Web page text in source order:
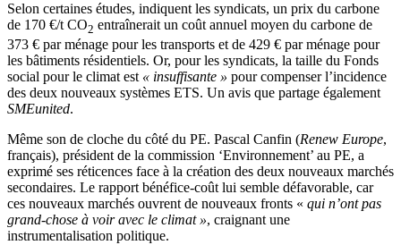
Selon certaines études, indiquent les syndicats, un prix du carbone
de 170 €/t CO2 entraînerait un coût annuel moyen du carbone de
373 € par ménage pour les transports et de 429 € par ménage pour
les bâtiments résidentiels. Or, pour les syndicats, la taille du Fonds
social pour le climat est « insuffisante » pour compenser l’incidence
des deux nouveaux systèmes ETS. Un avis que partage également
SMEunited.
Même son de cloche du côté du PE. Pascal Canfin (Renew Europe,
français), président de la commission ‘Environnement’ au PE, a
exprimé ses réticences face à la création des deux nouveaux marchés
secondaires. Le rapport bénéfice-coût lui semble défavorable, car
ces nouveaux marchés ouvrent de nouveaux fronts « qui n’ont pas
grand-chose à voir avec le climat », craignant une
instrumentalisation politique.